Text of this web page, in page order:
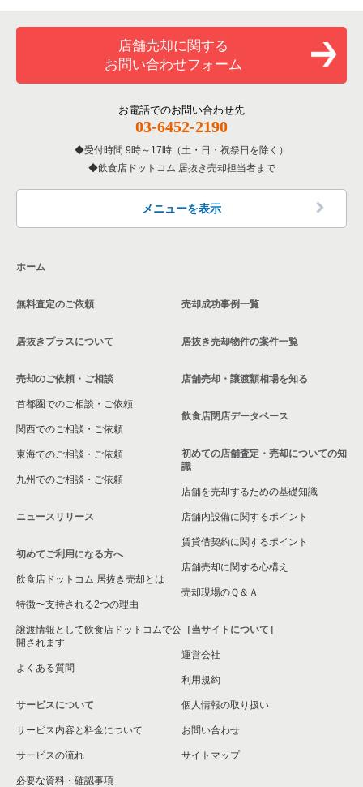
洋食の居抜き売却物件の案件一覧
その他の居抜き売却物件の案件一覧
北区の飲食店の居抜き売却物件の案件一覧
江戸川区の飲食店の居抜き売却物件の案件一覧
墨田区の飲食店の居抜き売却物件の案件一覧
品川区の飲食店の居抜き売却物件の案件一覧
中野区の飲食店の居抜き売却物件の案件一覧
東京23区のバーの居抜き売却物件の案件一覧
東京23区の居酒屋・ダイニングバーの居抜き売却物件の案件一
東京23区の専門料理の居抜き売却物件の案件一覧
東京23区の和食の居抜き売却物件の案件一覧
東京23区の洋食の居抜き売却物件の案件一覧
新宿区のバーの居抜き売却物件の案件一覧
新宿区の居酒屋・ダイニングバーの居抜き売却物件の案件一覧
新宿区の専門料理の居抜き売却物件の案件一覧
新宿区の和食の居抜き売却物件の案件一覧
新宿区の洋食の居抜き売却物件の案件一覧
店舗売却に関する
お問い合わせフォーム
お電話でのお問い合わせ先
03-6452-2190
受付時間 9時～17時（土・日・祝祭日を除く）
飲食店ドットコム 居抜き売却担当者まで
メニューを表示
ホーム
無料査定のご依頼
居抜きプラスについて
売却のご依頼・ご相談
首都圏でのご相談・ご依頼
関西でのご相談・ご依頼
東海でのご相談・ご依頼
九州でのご相談・ご依頼
ニュースリリース
初めてご利用になる方へ
飲食店ドットコム 居抜き売却とは
特徴〜支持される2つの理由
譲渡情報として飲食店ドットコムで公
開されます
よくある質問
サービスについて
サービス内容と料金について
サービスの流れ
必要な資料・確認事項
売却成功事例一覧
居抜き売却物件の案件一覧
店舗売却・譲渡額相場を知る
飲食店閉店データベース
初めての店舗査定・売却についての知
識
店舗を売却するための基礎知識
店舗内設備に関するポイント
賃貸借契約に関するポイント
店舗売却に関する心構え
売却現場のＱ＆Ａ
［当サイトについて］
運営会社
利用規約
個人情報の取り扱い
お問い合わせ
サイトマップ